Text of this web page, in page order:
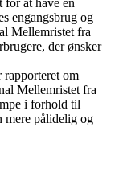
engangsbrug og
Mellemristet fra
der ønsker
rapporteret om
Mellemristet fra
i forhold til
mere pålidelig og